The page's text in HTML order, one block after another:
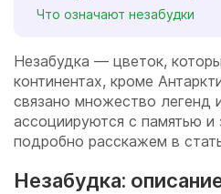
Что означают незабудки
Незабудка — цветок,
континентах, кроме
связано множество легенд
ассоциируются с памятью
подробно расскажем в
Незабудка: